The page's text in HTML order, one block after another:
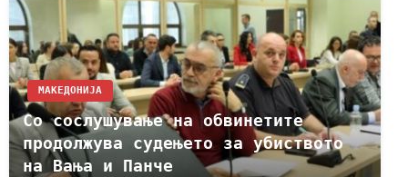
МАКЕДОНИЈА
Со сослушување на обвинетите
продолжува судењето за убиството
на Вања и Панче